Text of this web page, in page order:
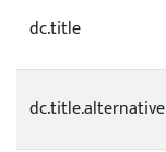
dc.title
dc.title.alternative